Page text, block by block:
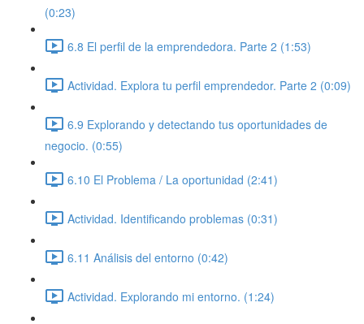
(0:23)
6.8 El perfil de la emprendedora. Parte 2 (1:53)
Actividad. Explora tu perfil emprendedor. Parte 2 (0:09)
6.9 Explorando y detectando tus oportunidades de
negocio. (0:55)
6.10 El Problema / La oportunidad (2:41)
Actividad. Identificando problemas (0:31)
6.11 Análisis del entorno (0:42)
Actividad. Explorando mi entorno. (1:24)